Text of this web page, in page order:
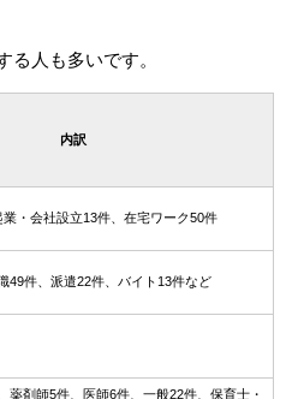
る人も多いです。
内訳
・会社設立13件、在宅ワーク50件
49件、派遣22件、バイト13件など
薬剤師5件、医師6件、一般22件、保育士・